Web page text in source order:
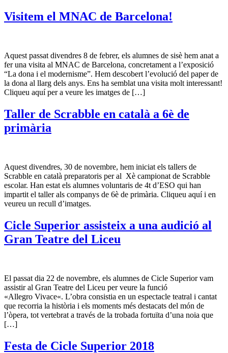
Visitem el MNAC de Barcelona!
Aquest passat divendres 8 de febrer, els alumnes de sisè hem anat a
fer una visita al MNAC de Barcelona, concretament a l’exposició
“La dona i el modernisme”. Hem descobert l’evolució del paper de
la dona al llarg dels anys. Ens ha semblat una visita molt interessant!
Cliqueu aquí per a veure les imatges de […]
Taller de Scrabble en català a 6è de
primària
Aquest divendres, 30 de novembre, hem iniciat els tallers de
Scrabble en català preparatoris per al Xè campionat de Scrabble
escolar. Han estat els alumnes voluntaris de 4t d’ESO qui han
impartit el taller als companys de 6è de primària. Cliqueu aquí i en
veureu un recull d’imatges.
Cicle Superior assisteix a una audició al
Gran Teatre del Liceu
El passat dia 22 de novembre, els alumnes de Cicle Superior vam
assistir al Gran Teatre del Liceu per veure la funció
«Allegro Vivace«. L’obra consistia en un espectacle teatral i cantat
que recorria la història i els moments més destacats del món de
l’òpera, tot vertebrat a través de la trobada fortuïta d’una noia que
[…]
Festa de Cicle Superior 2018